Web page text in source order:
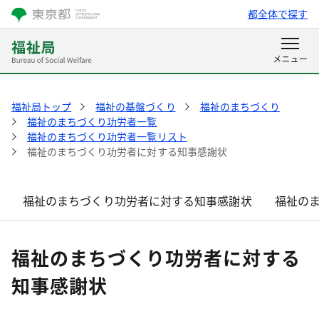
都全体で探す
福祉局トップ 福祉の基盤づくり
福祉のまちづくり
福祉のまちづくり功労者一覧
福祉のまちづくり功労者一覧リスト
福祉のまちづくり功労者に対する知事感謝状
福祉のまちづくり功労者に対する知事感謝状 福祉の
福祉のまちづくり功労者に対する
知事感謝状